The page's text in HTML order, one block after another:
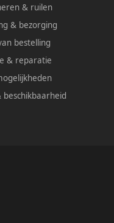
& ruilen
& bezorging
bestelling
& reparatie